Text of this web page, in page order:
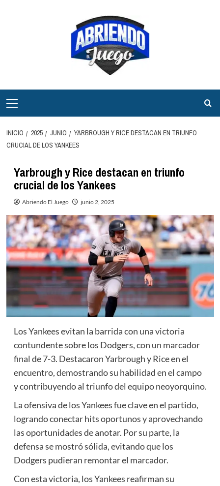
principal
INICIO 2025 JUNIO
YARBROUGH Y RICE DESTACAN EN TRIUNFO
CRUCIAL DE LOS YANKEES
Yarbrough y Rice destacan en triunfo
crucial de los Yankees
Abriendo El Juego junio 2, 2025
Los Yankees evitan la barrida con una victoria
contundente sobre los Dodgers, con un marcador
final de 7-3. Destacaron Yarbrough y Rice en el
encuentro, demostrando su habilidad en el campo
y contribuyendo al triunfo del equipo neoyorquino.
La ofensiva de los Yankees fue clave en el partido,
logrando conectar hits oportunos y aprovechando
las oportunidades de anotar. Por su parte, la
defensa se mostró sólida, evitando que los
Dodgers pudieran remontar el marcador.
Con esta victoria, los Yankees reafirman su